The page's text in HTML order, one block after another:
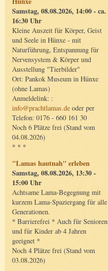
Samstag, 08.08.2026, 14:00 - ca.
16:30 Uhr
Kleine Auszeit für Körper, Geist
und Seele in Hünxe - mit
Naturführung, Entspannung für
Nervensystem & Körper und
Ausstellung "Tierbilder"
Ort: Pankok Museum in Hünxe
(ohne Lamas)
Anmeldelink: :
info@prachtlamas.de oder per
Telefon: 0176 - 660 161 30
Noch 6 Plätze frei (Stand vom
04.08.2026)
* * *
"Lamas hautnah" erleben
Samstag, 08.08.2026, 13:30 -
15:00 Uhr
Achtsame Lama-Begegnung mit
kurzem Lama-Spaziergang für alle
Generationen.
* Barrierefrei * Auch für Senioren
und für Kinder ab 4 Jahren
geeignet *
Noch 4 Plätze frei (Stand vom
03.08.2026)